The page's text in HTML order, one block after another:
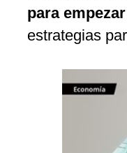
para
estrategias